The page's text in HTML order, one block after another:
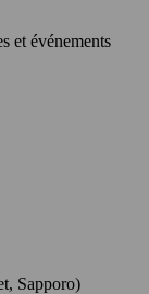
et événements
Sapporo)